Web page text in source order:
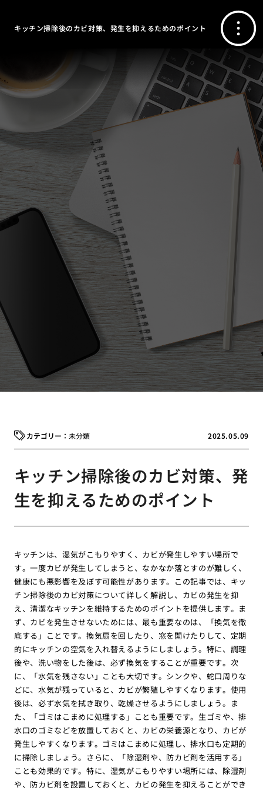
キッチン掃除後のカビ対策、発生を抑えるためのポイント
2025.05.09
未分類
キッチン掃除後のカビ対策、発
生を抑えるためのポイント
キッチンは、湿気がこもりやすく、カビが発生しやすい場所で
す。一度カビが発生してしまうと、なかなか落とすのが難しく、
健康にも悪影響を及ぼす可能性があります。この記事では、キッ
チン掃除後のカビ対策について詳しく解説し、カビの発生を抑
え、清潔なキッチンを維持するためのポイントを提供します。ま
ず、カビを発生させないためには、最も重要なのは、「換気を徹
底する」ことです。換気扇を回したり、窓を開けたりして、定期
的にキッチンの空気を入れ替えるようにしましょう。特に、調理
後や、洗い物をした後は、必ず換気をすることが重要です。次
に、「水気を残さない」ことも大切です。シンクや、蛇口周りな
どに、水気が残っていると、カビが繁殖しやすくなります。使用
後は、必ず水気を拭き取り、乾燥させるようにしましょう。ま
た、「ゴミはこまめに処理する」ことも重要です。生ゴミや、排
水口のゴミなどを放置しておくと、カビの栄養源となり、カビが
発生しやすくなります。ゴミはこまめに処理し、排水口も定期的
に掃除しましょう。さらに、「除湿剤や、防カビ剤を活用する」
ことも効果的です。特に、湿気がこもりやすい場所には、除湿剤
や、防カビ剤を設置しておくと、カビの発生を抑えることができ